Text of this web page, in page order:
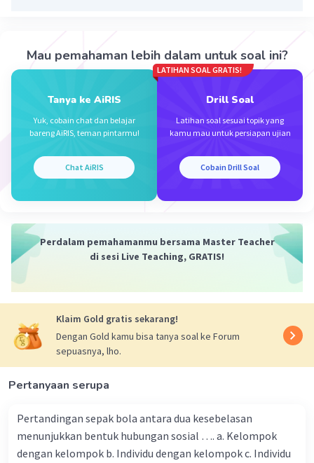
30 Oktober 2023 02:10
Jawaban terverifikasi
Berikut adalah contoh dan dampak positif dari
globalisasi dalam bidang ekonomi:
Contoh Dampak Positif Globalisasi di Bidang
Contoh:Sebuah perusahaan di negara A
dengan perusahaan di negara B melalui
perdagangan internasional.
Dampak Positif:Perdagangan
internasional memungkinkan perusahaan
untuk memperluas pasar mereka,
dan menawarkan produk atau jasa mereka
peningkatan pendapatan dan
pertumbuhan ekonomi.
Mau pemahaman lebih dalam untuk soal ini?
Tanya ke AiRIS
Yuk, cobain chat dan belajar
bareng AiRIS, teman pintarmu!
Chat AiRIS
LATIHAN SOAL GRATIS!
Drill Soal
Latihan soal sesuai topik yang
kamu mau untuk persiapan ujian
Cobain Drill Soal
Perdalam pemahamanmu bersama Master Teacher
di sesi Live Teaching, GRATIS!
Klaim Gold gratis sekarang!
Dengan Gold kamu bisa tanya soal ke Forum
sepuasnya, lho.
Pertanyaan serupa
Pertandingan sepak bola antara dua kesebelasan
menunjukkan bentuk hubungan sosial …. a. Kelompok
dengan kelompok b. Individu dengan kelompok c. Individu